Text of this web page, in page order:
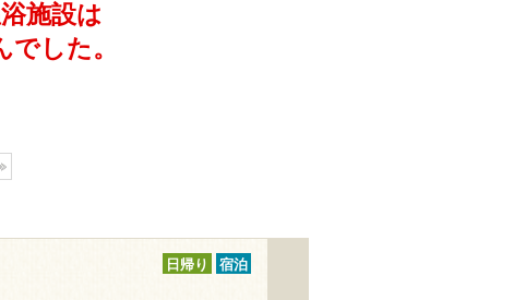
施設は
した。
日帰り 宿泊